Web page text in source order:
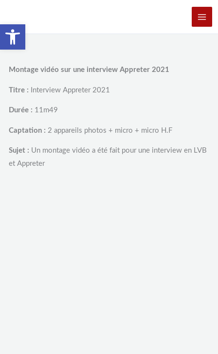
contenu
Montage vidéo sur une interview Appreter 2021
Titre : Interview Appreter 2021
Durée : 11m49
Captation : 2 appareils photos + micro + micro H.F
Sujet : Un montage vidéo a été fait pour une interview en LVB
et Appreter
Ouvrir la barre d’outils